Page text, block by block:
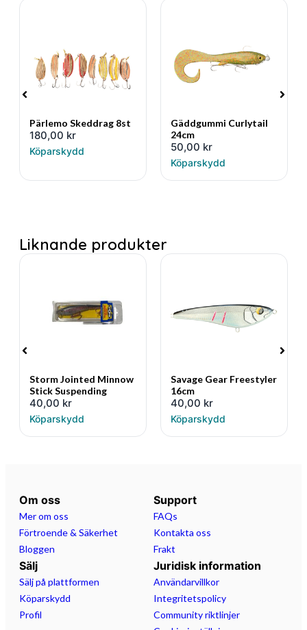
Pärlemo Skeddrag 8st
180,00 kr
Köparskydd
Gäddgummi Curlytail
24cm
50,00 kr
Köparskydd
Liknande produkter
Storm Jointed Minnow
Stick Suspending
40,00 kr
Köparskydd
Savage Gear Freestyler
16cm
40,00 kr
Köparskydd
Om oss
Mer om oss
Förtroende & Säkerhet
Bloggen
Support
FAQs
Kontakta oss
Frakt
Sälj
Sälj på plattformen
Köparskydd
Profil
Juridisk information
Användarvillkor
Integritetspolicy
Community riktlinjer